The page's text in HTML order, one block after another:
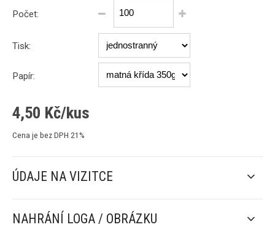
Počet:
Tisk:
Papír:
4,50 Kč/kus
Cena je bez DPH 21%
ÚDAJE NA VIZITCE
NAHRÁNÍ LOGA / OBRÁZKU